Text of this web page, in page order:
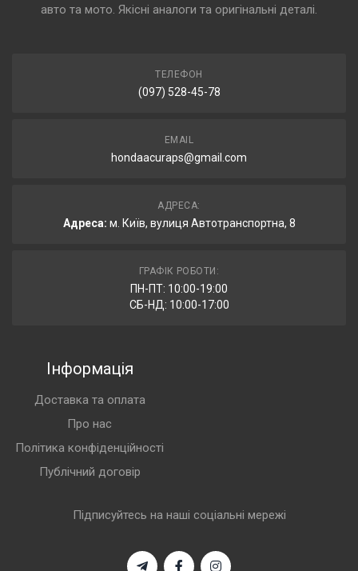
авто та мото. Якісні аналоги та оригінальні деталі.
ТЕЛЕФОН
(097) 528-45-78
EMAIL
hondaacuraps@gmail.com
АДРЕСА:
Адреса: м. Київ, вулиця Автотранспортна, 8
ГРАФІК РОБОТИ:
ПН-ПТ: 10:00-19:00
СБ-НД: 10:00-17:00
Інформація
Доставка та оплата
Про нас
Політика конфіденційності
Публічний договір
Підписуйтесь на наші соціальні мережі